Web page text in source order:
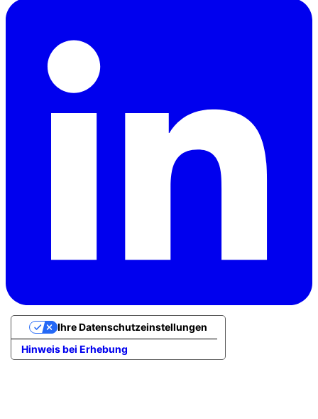
Hinweis bei Erhebung
Ihre Datenschutzeinstellungen